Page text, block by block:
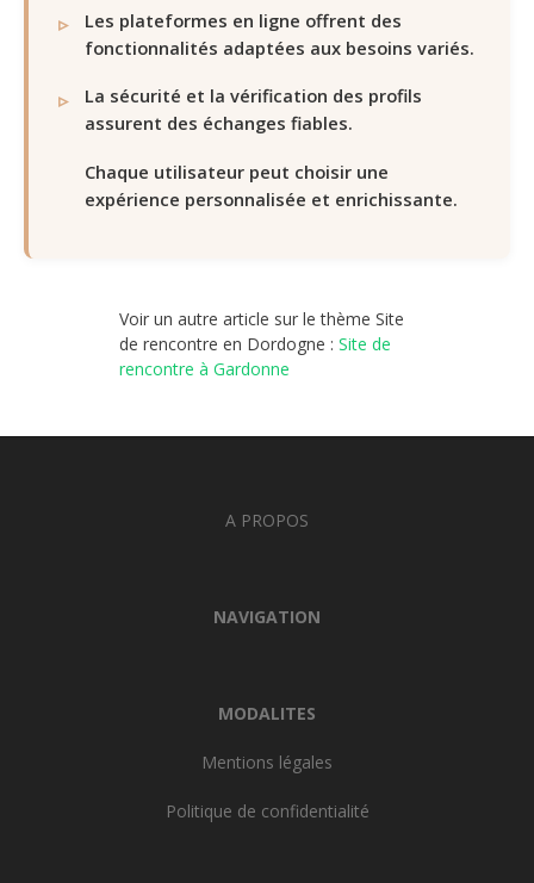
Les plateformes en ligne offrent des
fonctionnalités adaptées aux besoins variés.
La sécurité et la vérification des profils
assurent des échanges fiables.
Chaque utilisateur peut choisir une
expérience personnalisée et enrichissante.
Voir un autre article sur le thème Site
de rencontre en Dordogne : Site de
rencontre à Gardonne
A PROPOS
NAVIGATION
MODALITES
Mentions légales
Politique de confidentialité